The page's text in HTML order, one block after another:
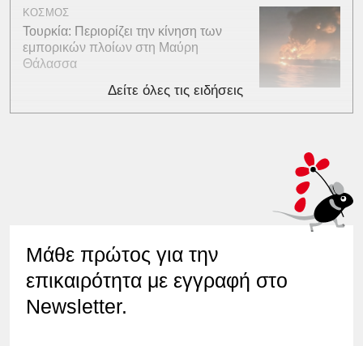
ΚΟΣΜΟΣ
Τουρκία: Περιορίζει την κίνηση των
εμπορικών πλοίων στη Μαύρη
Θάλασσα
Δείτε όλες τις ειδήσεις
Μάθε πρώτος για την
επικαιρότητα με εγγραφή στο
Newsletter.